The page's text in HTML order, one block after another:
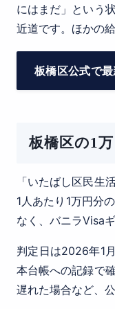
にはまだ」という
近道です。ほかの
板橋区公式で
板橋区の1
「いたばし区民生
1人あたり1万円分
なく、バニラVisa
判定日は2026年1
本台帳への記録で
遅れた場合など、